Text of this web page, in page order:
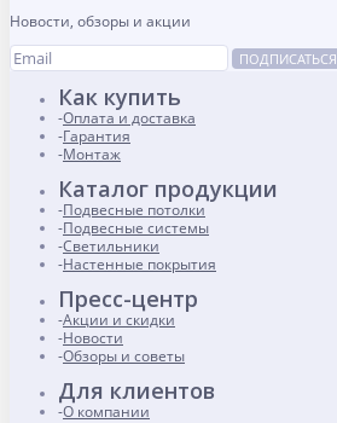
Новости, обзоры и акции
ПОДПИСАТЬСЯ
Как купить
Оплата и доставка
Гарантия
Монтаж
Каталог продукции
Подвесные потолки
Подвесные системы
Светильники
Настенные покрытия
Пресс-центр
Акции и скидки
Новости
Обзоры и советы
Для клиентов
О компании